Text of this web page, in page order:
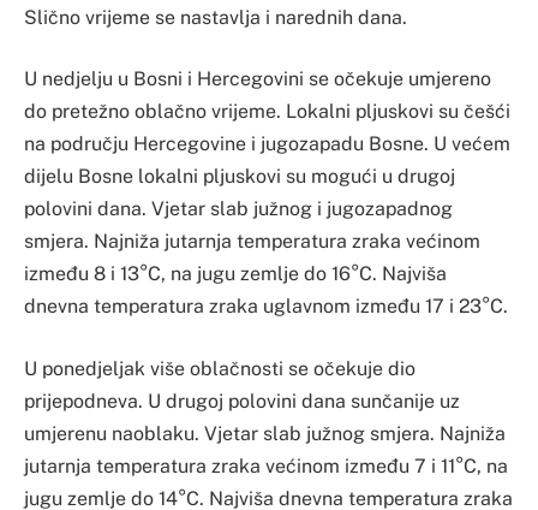
Slično vrijeme se nastavlja i narednih dana.
U nedjelju u Bosni i Hercegovini se očekuje umjereno
do pretežno oblačno vrijeme. Lokalni pljuskovi su češći
na području Hercegovine i jugozapadu Bosne. U većem
dijelu Bosne lokalni pljuskovi su mogući u drugoj
polovini dana. Vjetar slab južnog i jugozapadnog
smjera. Najniža jutarnja temperatura zraka većinom
između 8 i 13°C, na jugu zemlje do 16°C. Najviša
dnevna temperatura zraka uglavnom između 17 i 23°C.
U ponedjeljak više oblačnosti se očekuje dio
prijepodneva. U drugoj polovini dana sunčanije uz
umjerenu naoblaku. Vjetar slab južnog smjera. Najniža
jutarnja temperatura zraka većinom između 7 i 11°C, na
jugu zemlje do 14°C. Najviša dnevna temperatura zraka